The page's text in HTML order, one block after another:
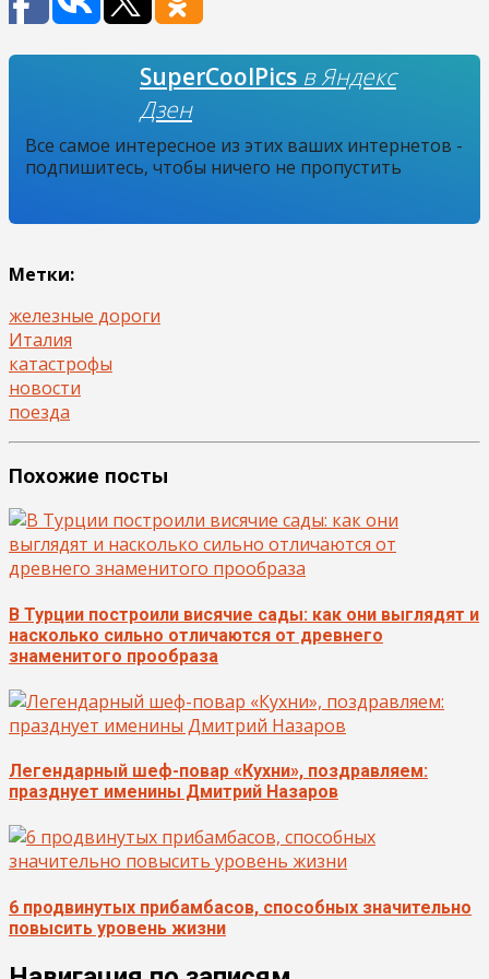
SuperCoolPics в Яндекс
Дзен
Все самое интересное из этих ваших интернетов -
подпишитесь, чтобы ничего не пропустить
Метки:
железные дороги
Италия
катастрофы
новости
поезда
Похожие посты
В Турции построили висячие сады: как они выглядят и
насколько сильно отличаются от древнего
знаменитого прообраза
Легендарный шеф-повар «Кухни», поздравляем:
празднует именины Дмитрий Назаров
6 продвинутых прибамбасов, способных значительно
повысить уровень жизни